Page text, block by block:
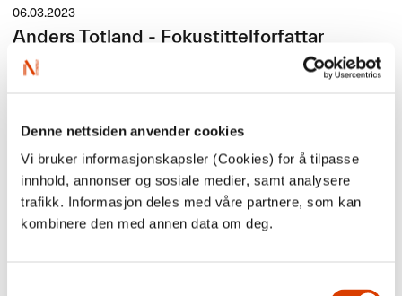
Denne nettsiden anvender cookies
Vi bruker informasjonskapsler (Cookies) for å tilpasse
innhold, annonser og sosiale medier, samt analysere
trafikk. Informasjon deles med våre partnere, som kan
kombinere den med annen data om deg.
06.03.2023
Anders Totland - Fokustittelforfattar
Vi har gleda av å presentere forfattaren Anders Totland. Han har
skrive romanen
, som er ein av NORLAs
Her kan du lese intervjuet vårt med Anders.